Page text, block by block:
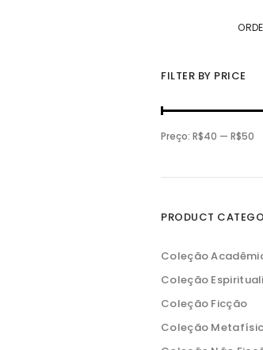
FILTER BY PRICE
P
r
o
n
i
P
r
o
x
i
Preço:R$40 —R$50
PRODUCT
Coleção
Coleção
Coleção Ficção
Coleção